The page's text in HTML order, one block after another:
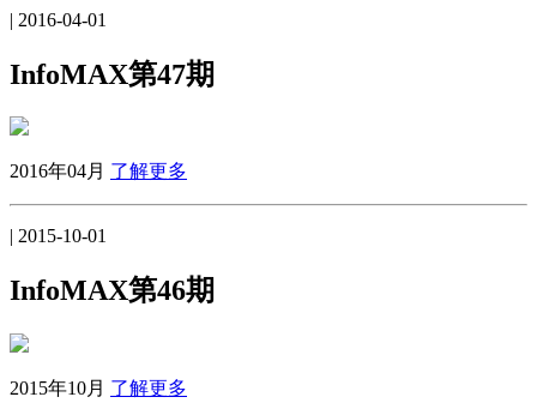
| 2016-04-01
InfoMAX第47期
2016年04月 了解更多
| 2015-10-01
InfoMAX第46期
2015年10月 了解更多